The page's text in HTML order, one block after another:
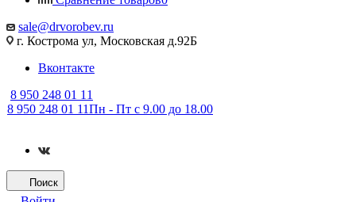
sale@drvorobev.ru
г. Кострома ул, Московская д.92Б
Вконтакте
8 950 248 01 11
8 950 248 01 11Пн - Пт с 9.00 до 18.00
Поиск